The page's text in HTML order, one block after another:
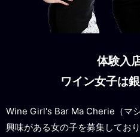
体験入
ワイン女子は
Wine Girl's Bar Ma Cherie（マ
興味がある女の子を募集してお